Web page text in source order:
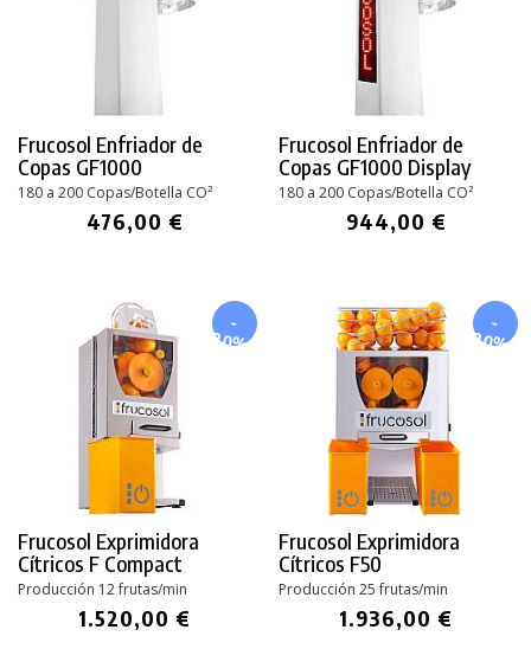
Frucosol Enfriador de
Copas GF1000
180 a 200 Copas/Botella CO²
476,00 €
Frucosol Enfriador de
Copas GF1000 Display
180 a 200 Copas/Botella CO²
944,00 €
-
20%
Frucosol Exprimidora
Cítricos F Compact
Producción 12 frutas/min
1.520,00 €
-
20%
Frucosol Exprimidora
Cítricos F50
Producción 25 frutas/min
1.936,00 €